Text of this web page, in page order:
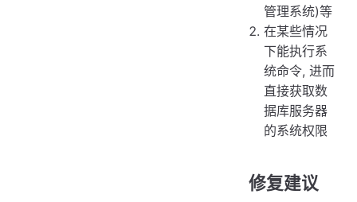
管理系统)等
在某些情况
下能执行系
统命令, 进而
直接获取数
据库服务器
的系统权限
修复建议